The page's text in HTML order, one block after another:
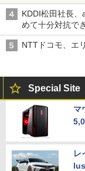
KDDI松田社長
めて十分対抗で
NTTドコモ、エ
Special Site
マ
レ